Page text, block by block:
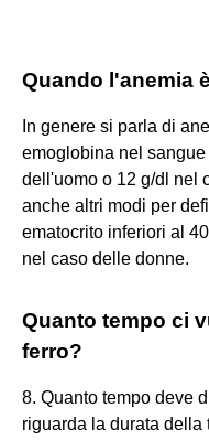
Quando l'anemia
In genere si parla di
emoglobina nel
dell'uomo o 12 g/dl nel
anche altri modi per
ematocrito inferiori al
nel caso delle donne.
Quanto tempo ci
ferro?
8. Quanto tempo deve
riguarda la durata